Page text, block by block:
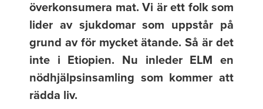
överkonsumera mat. Vi är ett folk som
lider av sjukdomar som uppstår på
grund av för mycket ätande. Så är det
inte i Etiopien. Nu inleder ELM en
nödhjälpsinsamling som kommer att
rädda liv.